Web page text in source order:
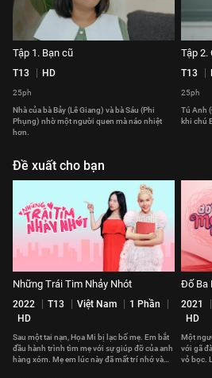
Tập 1. Bạn cũ
T13 HD
25ph
Nhà của bà Bảy (Lê Giang) và bà Sáu (Phi
Phụng) nhờ một người quen mà náo nhiệt
hơn.
Tập 2.
T13
25ph
Tú Anh
khi chú
Đề xuất cho bạn
Những Trái Tim Nhảy Nhót
2022 T13 Việt Nam
1 Phần
HD
Sau một tai nạn, Họa Mi bị lạc bố mẹ. Em bắt
đầu hành trình tìm mẹ với sự giúp đỡ của anh
hàng xóm. Mẹ em lúc này đã mất trí nhớ và
Đố Ba
2021
HD
Một
với gã
vỏ bọc.